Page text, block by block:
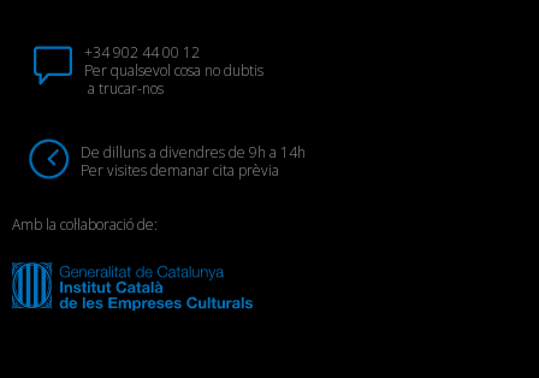
+34 902 44 00 12
Per qualsevol cosa no dubtis
a trucar-nos
De dilluns a divendres de 9h a 14h
Per visites demanar cita prèvia
Amb la col·laboració de: